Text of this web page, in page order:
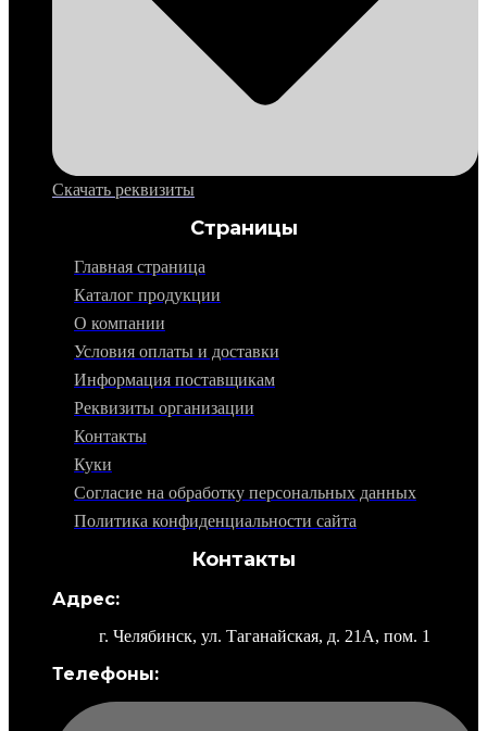
Скачать реквизиты
Страницы
Главная страница
Каталог продукции
О компании
Условия оплаты и доставки
Информация поставщикам
Реквизиты организации
Контакты
Куки
Согласие на обработку персональных данных
Политика конфиденциальности сайта
Контакты
Адрес:
г. Челябинск, ул. Таганайская, д. 21А, пом. 1
Телефоны: